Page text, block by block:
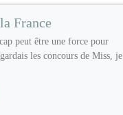
France
peut être une force pour
les concours de Miss, je